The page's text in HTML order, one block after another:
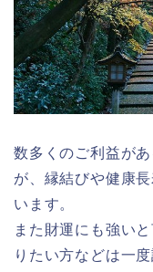
数多くのご利益が
が、縁結びや健康
います。
また財運にも強い
りたい方などは一